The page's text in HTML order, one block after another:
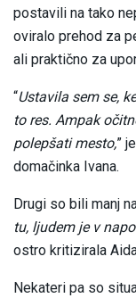
postavili na tako
oviralo prehod za
ali praktično za
“Ustavila sem se,
to res. Ampak
polepšati mesto,”
domačinka Ivana.
Drugi so bili manj
tu, ljudem je v
ostro kritizirala
Nekateri pa so